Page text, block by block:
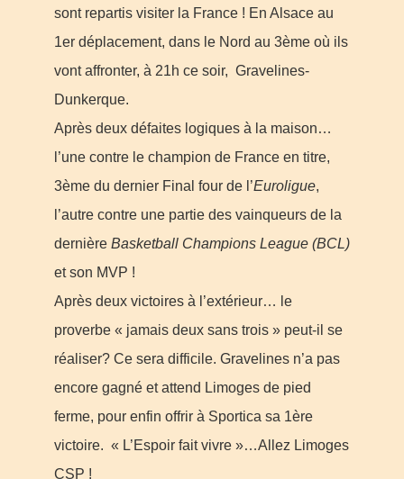
sont repartis visiter la France ! En Alsace au
1er déplacement, dans le Nord au 3ème où ils
vont affronter, à 21h ce soir, Gravelines-
Dunkerque.
Après deux défaites logiques à la maison…
l’une contre le champion de France en titre,
3ème du dernier Final four de l’Euroligue,
l’autre contre une partie des vainqueurs de la
dernière Basketball Champions League (BCL)
et son MVP !
Après deux victoires à l’extérieur… le
proverbe « jamais deux sans trois » peut-il se
réaliser? Ce sera difficile. Gravelines n’a pas
encore gagné et attend Limoges de pied
ferme, pour enfin offrir à Sportica sa 1ère
victoire. « L’Espoir fait vivre »…Allez Limoges
CSP !